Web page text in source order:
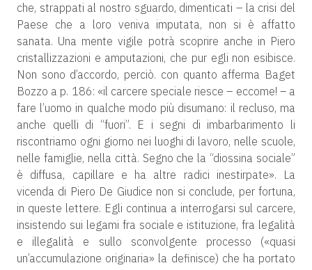
che, strappati al nostro sguardo, dimenticati – la crisi del
Paese che a loro veniva imputata, non si è affatto
sanata. Una mente vigile potrà scoprire anche in Piero
cristallizzazioni e amputazioni, che pur egli non esibisce.
Non sono d’accordo, perciò. con quanto afferma Baget
Bozzo a p. 186: «il carcere speciale riesce – eccome! – a
fare l’uomo in qualche modo più disumano: il recluso, ma
anche quelli di “fuori”. E i segni di imbarbarimento li
riscontriamo ogni giorno nei luoghi di lavoro, nelle scuole,
nelle famiglie, nella città. Segno che la “diossina sociale”
è diffusa, capillare e ha altre radici inestirpate». La
vicenda di Piero De Giudice non si conclude, per fortuna,
in queste lettere. Egli continua a interrogarsi sul carcere,
insistendo sui legami fra sociale e istituzione, fra legalità
e illegalità e sullo sconvolgente processo («quasi
un’accumulazione originaria» la definisce) che ha portato